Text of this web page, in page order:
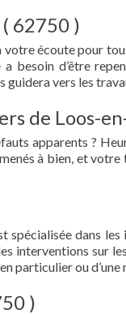
62750 )
écoute pour
d’être
vers les
de Loos-
apparents ?
à bien, et
dans
interventions sur
particulier ou
)